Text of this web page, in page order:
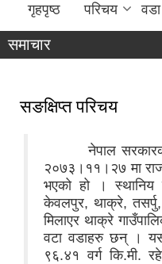
गृहपृष्ठ परिचय
समाचार
थाक्रे
लैङ्गिक
सङक्षिप्त परिचय
नेपाल सरकारको
२०७३।११।२७ मा
भएको हो । स्थानिय
केवलपुर, थाक्रे,
मिलाएर थाक्रे
वटा वडाहरु छन् ।
९६.४१ वर्ग कि.मी.